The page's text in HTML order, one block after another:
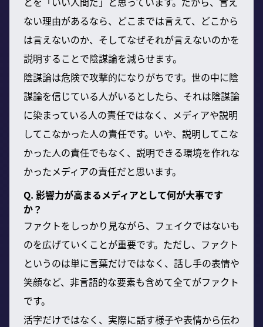
ない理由があるなら、どこまでは言えて、どこから
は言えないのか、そしてなぜそれが言えないのかを
説明することで陰謀論を減らせます。
陰謀論は危険で攻撃的になりがちです。世の中に陰
謀論を信じている人がいるとしたら、それは陰謀論
に染まっている人の責任ではなく、メディアや説明
してこなかった人の責任です。いや、説明してこな
かった人の責任でもなく、説明できる環境を作れな
かったメディアの責任だと思います。
Q. 影響力が高まるメディアとして何が大事です
か？
ファクトをしっかり見ながら、フェイクではないも
のを広げていくことが重要です。ただし、ファクト
というのは単に言葉だけではなく、話し手の表情や
笑顔など、非言語的な要素も含めて全てがファクト
です。
活字だけではなく、実際に話す様子や表情から伝わ